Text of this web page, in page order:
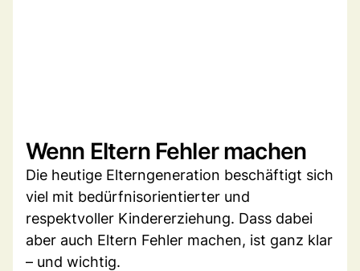
Wenn Eltern Fehler machen
Die heutige Elterngeneration beschäftigt sich
viel mit bedürfnisorientierter und
respektvoller Kindererziehung. Dass dabei
aber auch Eltern Fehler machen, ist ganz klar
– und wichtig.